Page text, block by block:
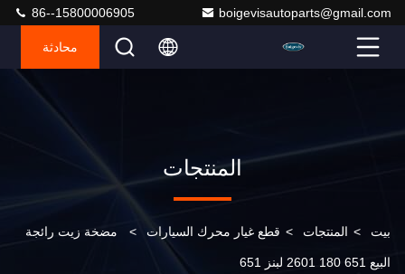
boigevisautoparts@gmail.com
86--15800006905
محادثة
المنتجات
بيت > المنتجات > قطع غيار محرك السيارات > مضخة زيت رائجة
البيع 651 180 2601 لبنز 651